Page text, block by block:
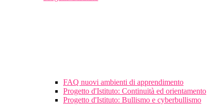
FAQ nuovi ambienti di apprendimento
Progetto d'Istituto: Continuità ed orientamento
Progetto d'Istituto: Bullismo e cyberbullismo